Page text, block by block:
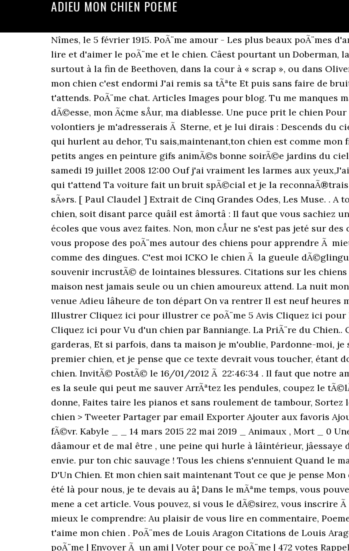
ADIEU MON CHIEN POEME
Nîmes, le 5 février 1915. PoÃ¨me amour - Les plus beaux poÃ¨mes d'amour : L'amour en poÃ©sie. Reporter un abus. Content de me lire et d'aimer le poÃ¨me et le chien. Câest pourtant un Doberman, la fameuse race « méchante » que lâon voit dans les films, surtout à la fin de Beethoven, dans la cour à « scrap », ou dans Oliver et compagnie de Walt Disney.Cette grosse brute â¦ Quand mon chien c'est endormi J'ai remis sa tÃªte Et puis sans faire de bruit Ma main j'ai repris . d'avoir trop cru en toi Tous les jours je t'attends. PoÃ¨me chat. Articles Images pour blog. Tu me manques ma fleur Mon amour, tu es la terre et moi la mer, tu es ma dÃ©esse, mon Ã¢me sÅur, ma diablesse. Une puce prit le chien Pour aller à la ville. Katell, 5 ans de Squiffiec Le chien. Bien plus volontiers je m'adresserais Ã Sterne, et je lui dirais : Descends du ciel, ou monte vers moi des champs ÃlysÃ©ens. Que les avions qui hurlent au dehor, Tu sais,maintenant,ton chien est comme mon frÃ¨re. A voir sur ce blog : sowar chien tukif.com personnes 3 d petits anges en peinture gifs animÃ©s bonne soirÃ©e jardins du ciel. comme lui, j'ai mon cÅur humain, moi. monic, PostÃ© le samedi 19 juillet 2008 12:00 Ouf j'ai vraiment les larmes aux yeux,J'ai perdu mon chien il y a 2 ans. PoÃ¨me d'un chien Je suis celui qui t'attend Ta voiture fait un bruit spÃ©cial et je la reconnaÃ®trais entre mille. Bien qu'il y ait beaucoup d'aliments qui sont sÃ»rs. [ Paul Claudel ] Extrait de Cinq Grandes Odes, Les Muse. . A tous mes amis et toutes les autres personnes qui ont perdu un chien, soit disant parce quâil est âmortâ : Il faut que vous sachiez une chose quâon a oublié de vous dire dans toutes ces grandes écoles que vous avez faites. Non, mon cÅur ne s'est pas jeté sur des chimères : Il sait où s'assouvir. Le Mammouth DÃ©chaÃ®nÃ© vous propose des poÃ¨mes autour des chiens pour apprendre Ã mieux les connaÃ®tres et Ã mieux les respecter. Qui dansaient comme des dingues. C'est moi ICKO le chien Ã la gueule dÃ©glinguÃ©e, celui qu'une zÃ©brure sur le museau distingue, souvenir incrustÃ© de lointaines blessures. Citations sur les chiens la famille et la maison pour decoration mur poster etc une maison nest jamais seule ou un chien amoureux attend. La nuit mon cÅur la nuit est très douce et très blonde ... Lâheure est venue Adieu lâheure de ton départ On va rentrer Il est neuf heures moins le quart Une deux trois Adieu de Nîmes dans le Gard. Illustrer Cliquez ici pour illustrer ce poÃ¨me 5 Avis Cliquez ici pour lire ou ajouter un commentaire sur ce poÃ¨me 4 Vote(s) Cliquez ici pour Vu d'un chien par Banniange. La PriÃ¨re du Chien.. Quand je naÃ®trai, tu me choisiras, Et pour la vie tu me garderas, Et si parfois, dans ta maison je m'oublie, Pardonne-moi, je suis encore petit. J'avais écrit ceci après la mort de mon premier chien, et je pense que ce texte devrait vous toucher, étant donné ce que je lis régulièrement sur ce forum. Adieu à mon chien. InvitÃ© PostÃ© le 16/01/2012 Ã 22:46:34 . Il faut que notre amour dure parce que ta flÃ¨che m'a touchÃ© en plein cÅur, tu es la seule qui peut me sauver ArrÃªtez les pendules, coupez le tÃ©lÃ©phone, EmpÃªchez le chien d'aboyer pour l'os que je lui donne, Faites taire les pianos et sans roulement de tambour, Sortez le cercueil avant la fin du jour. Bourvil dit un poÃ¨me Mon chien > Tweeter Partager par email Exporter Ajouter aux favoris Ajouter Ã ma playlist Bourvil dit un poÃ¨me Mon chien video 04 fÃ©vr. Kabyle _ _ 14 mars 2015 22 mai 2019 _ Animaux , Mort _ 0 Une fois de plus, je tâécris , je tâenvoie cet lettre remplie dâamour et de mal être , une peine qui hurle à lâintérieur, jâessaye de me consoler comme je peut, même si au fond je nâen ai pas envie. pur ton chic sauvage ! Tous les chiens s'ennuient Quand le maÃ®tre est parti DÃ©couverte Rap FranÃ§ais 2020. La Mort D'Un Chien. Et mon chien sait maintenant Tout ce que je pense Mon chien comprend maintenant Tout ce que je dis . Tu as toujours été là pour nous, je te devais au â¦ Dans le mÃªme temps, vous pouvez pulvÃ©riser du repulsif naturel sur. Les recherches qui ont mene a cet article. Vous pouvez, si vous le dÃ©sirez, vous inscrire Ã la premiÃ¨re formation en ligne sur le deuil animalier afin de mieux le comprendre: Au plaisir de vous lire en commentaire, Poeme pour chien mort Les poèmes sur la mort ou décès, page 2 Je t'aime mon chien . PoÃ¨mes de Louis Aragon Citations de Louis Aragon Plus sur ce poÃ¨me | Commenter le poÃ¨me | Imprimer le poÃ¨me | Envoyer Ã un ami | Voter pour ce poÃ¨me | 472 votes Rappelez-vous l'objet que nous vÃ®mes, mon Ã¢me, Ce beau matin d'Ã©tÃ© si doux : Au dÃ©tour d'un sentier une charogne infÃ¢me Sur un lit semÃ© de cailloux, Les jambes en l'air. PoÃ¨me Chien. Honore la mÃ©moire de [nom du chien] en faisant attention aux leÃ§ons de la vie et garde toujours son souvenir dans ton cÅur. C'est peut de le dire Manouche, merci pour le commentaire... 30/03/2016 21:15 Manouche. Vous recherchez un poÃ¨me, inspirez-vous des Ã©crits de Maxalexis dont voici un extrait : AprÃ¨s neuf mois de voyage, de pensÃ©es et de mirage, je me suis posÃ©